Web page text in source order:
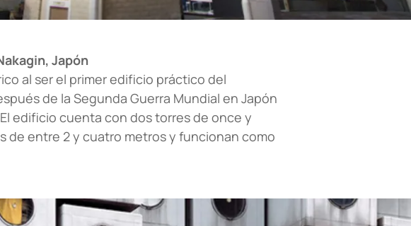
Japón
al ser el primer edificio práctico del
de la Segunda Guerra Mundial en Japón
edificio cuenta con dos torres de once y
de entre 2 y cuatro metros y funcionan como